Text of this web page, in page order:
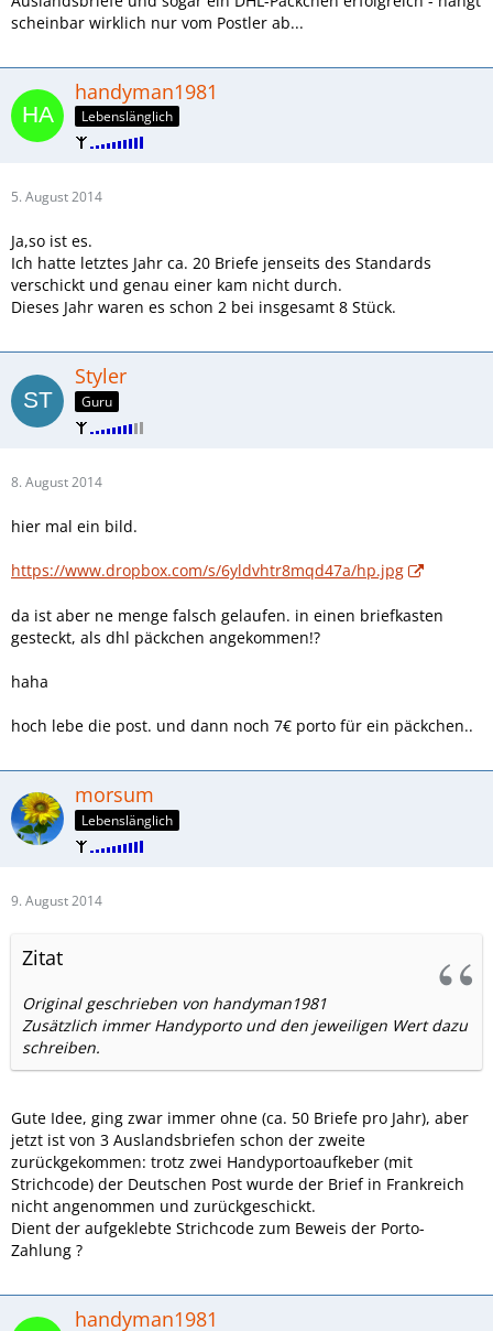
scheinbar wirklich nur vom Postler ab...
handyman1981
Lebenslänglich
5. August 2014
Ja,so ist es.
Ich hatte letztes Jahr ca. 20 Briefe jenseits des Standards
verschickt und genau einer kam nicht durch.
Dieses Jahr waren es schon 2 bei insgesamt 8 Stück.
Styler
Guru
8. August 2014
hier mal ein bild.
https://www.dropbox.com/s/6yldvhtr8mqd47a/hp.jpg
da ist aber ne menge falsch gelaufen. in einen briefkasten
gesteckt, als dhl päckchen angekommen!?
haha
hoch lebe die post. und dann noch 7€ porto für ein päckchen..
morsum
Lebenslänglich
9. August 2014
Zitat
Original geschrieben von handyman1981
Zusätzlich immer Handyporto und den jeweiligen Wert dazu
schreiben.
Gute Idee, ging zwar immer ohne (ca. 50 Briefe pro Jahr), aber
jetzt ist von 3 Auslandsbriefen schon der zweite
zurückgekommen: trotz zwei Handyportoaufkeber (mit
Strichcode) der Deutschen Post wurde der Brief in Frankreich
nicht angenommen und zurückgeschickt.
Dient der aufgeklebte Strichcode zum Beweis der Porto-
Zahlung ?
handyman1981